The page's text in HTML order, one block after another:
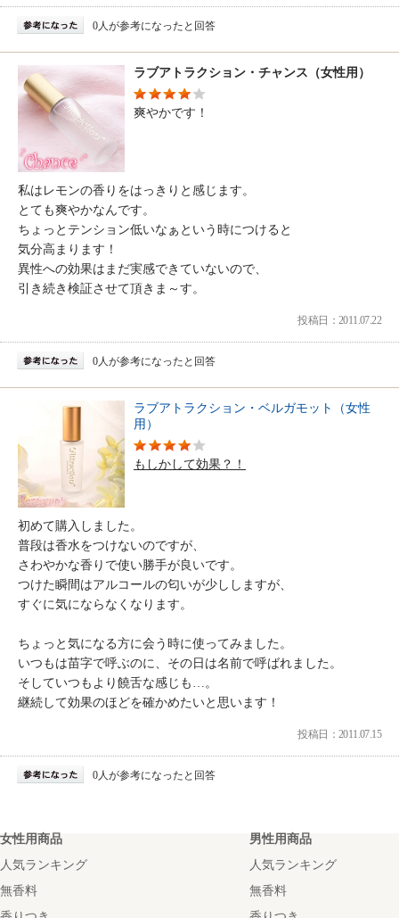
0人が参考になったと回答
ラブアトラクション・チャンス（女性用）
爽やかです！
私はレモンの香りをはっきりと感じます。
とても爽やかなんです。
ちょっとテンション低いなぁという時につけると
気分高まります！
異性への効果はまだ実感できていないので、
引き続き検証させて頂きま～す。
投稿日：2011.07.22
0人が参考になったと回答
ラブアトラクション・ベルガモット（女性
用）
もしかして効果？！
初めて購入しました。
普段は香水をつけないのですが、
さわやかな香りで使い勝手が良いです。
つけた瞬間はアルコールの匂いが少ししますが、
すぐに気にならなくなります。
ちょっと気になる方に会う時に使ってみました。
いつもは苗字で呼ぶのに、その日は名前で呼ばれました。
そしていつもより饒舌な感じも…。
継続して効果のほどを確かめたいと思います！
投稿日：2011.07.15
0人が参考になったと回答
女性用商品
人気ランキング
無香料
男性用商品
人気ランキング
無香料